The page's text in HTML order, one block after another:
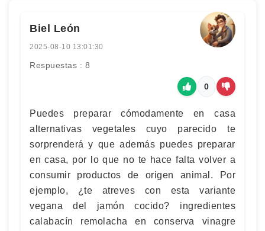
Biel León
2025-08-10 13:01:30
Respuestas : 8
0
Puedes preparar cómodamente en casa
alternativas vegetales cuyo parecido te
sorprenderá y que además puedes preparar
en casa, por lo que no te hace falta volver a
consumir productos de origen animal. Por
ejemplo, ¿te atreves con esta variante
vegana del jamón cocido? ingredientes
calabacín remolacha en conserva vinagre